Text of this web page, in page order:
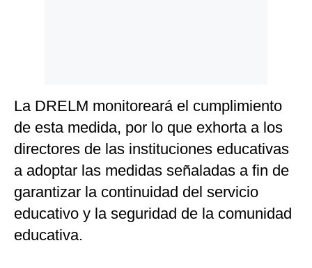
La DRELM monitoreará el cumplimiento
de esta medida, por lo que exhorta a los
directores de las instituciones educativas
a adoptar las medidas señaladas a fin de
garantizar la continuidad del servicio
educativo y la seguridad de la comunidad
educativa.